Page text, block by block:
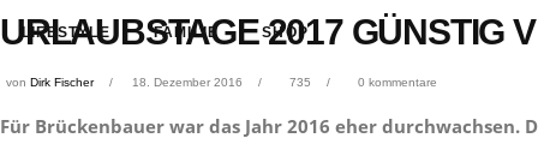
LIFESTYLE FAMILIE SHOP
URLAUBSTAGE 2017 GÜNSTIG
von Dirk Fischer 18. Dezember 2016 735 0 kommentare
Für Brückenbauer war das Jahr 2016 eher durchwachsen.